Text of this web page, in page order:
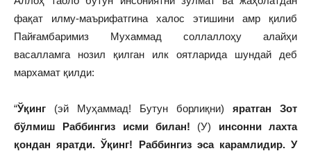
фақат илму-маърифатгина халос этишини амр қилиб
Пайғамбаримиз Мухаммад соллаллоҳу алайҳи
васалламга нозил қилган илк оятларида шундай деб
мархамат қилди:
“Ўқинг (эй Муҳаммад! Бутун борлиқни) яратган Зот
бўлмиш Раббингиз исми билан! (У) инсонни лахта
қондан яратди. Ўқинг! Раббингиз эса карамлидир. У